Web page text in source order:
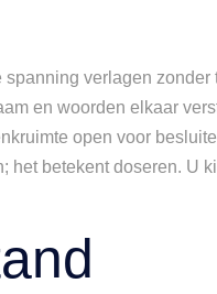
verlagen
en woorden elkaar
open voor
betekent doseren. U